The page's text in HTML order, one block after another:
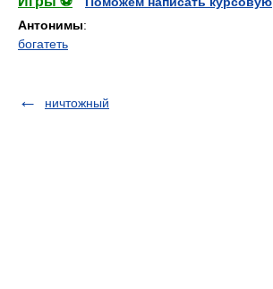
Антонимы:
богатеть
ничтожный